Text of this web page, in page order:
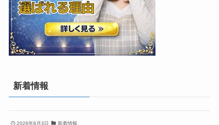
新着情報
2026年8月3日 新着情報